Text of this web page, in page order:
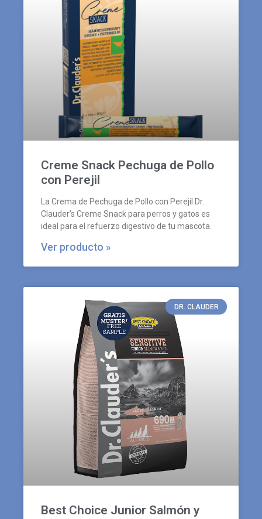
Creme Snack Pechuga de Pollo
con Perejil
La Crema de Pechuga de Pollo con Perejil Dr.
Clauder’s Creme Snack para perros y gatos es
ideal para el refuerzo digestivo de tu mascota.
Ver producto »
DR. CLAUDER
Best Choice Junior Salmón y